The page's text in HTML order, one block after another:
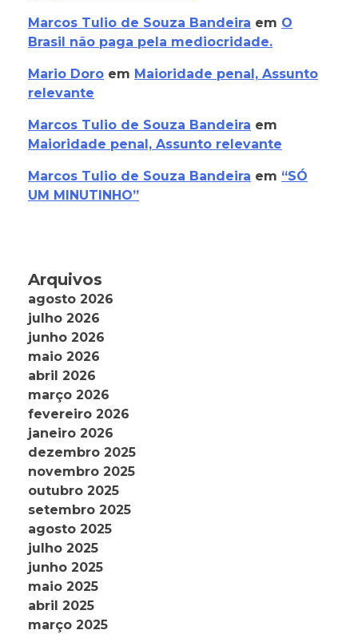
Marcos Tulio de Souza Bandeira em O
Brasil não paga pela mediocridade.
Mario Doro em Maioridade penal, Assunto
relevante
Marcos Tulio de Souza Bandeira em
Maioridade penal, Assunto relevante
Marcos Tulio de Souza Bandeira em “SÓ
UM MINUTINHO”
Arquivos
agosto 2026
julho 2026
junho 2026
maio 2026
abril 2026
março 2026
fevereiro 2026
janeiro 2026
dezembro 2025
novembro 2025
outubro 2025
setembro 2025
agosto 2025
julho 2025
junho 2025
maio 2025
abril 2025
março 2025